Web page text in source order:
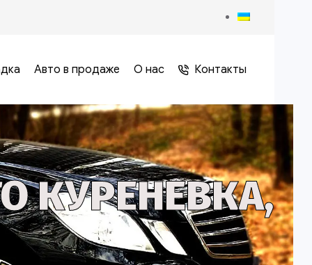
Авто в продаже О нас Контакты
КУРЕНЕВКА,